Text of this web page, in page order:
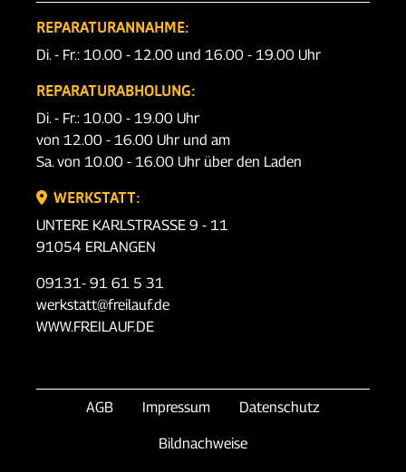
REPARATURANNAHME:
Di. - Fr.: 10.00 - 12.00 und 16.00 - 19.00 Uhr
REPARATURABHOLUNG:
Di. - Fr.: 10.00 - 19.00 Uhr
von 12.00 - 16.00 Uhr und am
Sa. von 10.00 - 16.00 Uhr über den Laden
WERKSTATT:
UNTERE KARLSTRASSE 9 - 11
91054 ERLANGEN
09131- 91 61 5 31
werkstatt@freilauf.de
WWW.FREILAUF.DE
AGB Impressum Datenschutz
Bildnachweise